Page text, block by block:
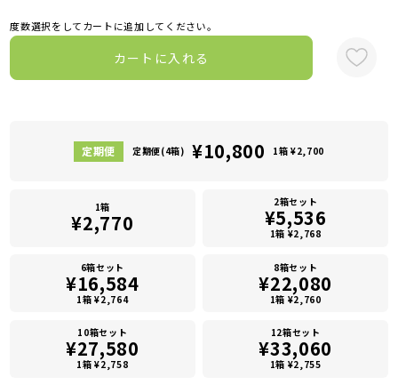
度数選択をしてカートに追加してください。
カートに入れる
定期便(4箱) ¥10,800 1箱 ¥2,700
1箱
¥2,770
2箱セット
¥5,536
1箱 ¥2,768
6箱セット
¥16,584
1箱 ¥2,764
8箱セット
¥22,080
1箱 ¥2,760
10箱セット
¥27,580
1箱 ¥2,758
12箱セット
¥33,060
1箱 ¥2,755